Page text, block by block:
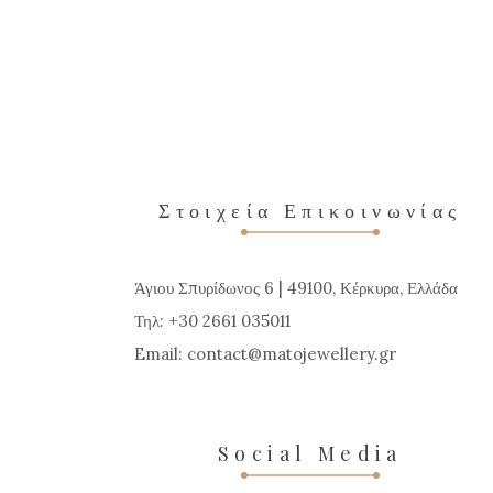
Στοιχεία Επικοινωνίας
Άγιου Σπυρίδωνος 6 | 49100, Κέρκυρα, Ελλάδα
Τηλ: +30 2661 035011
Email: contact matojewellery gr
Social Media